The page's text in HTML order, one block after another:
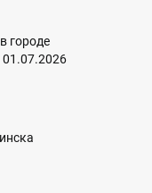
городе
01.07.2026